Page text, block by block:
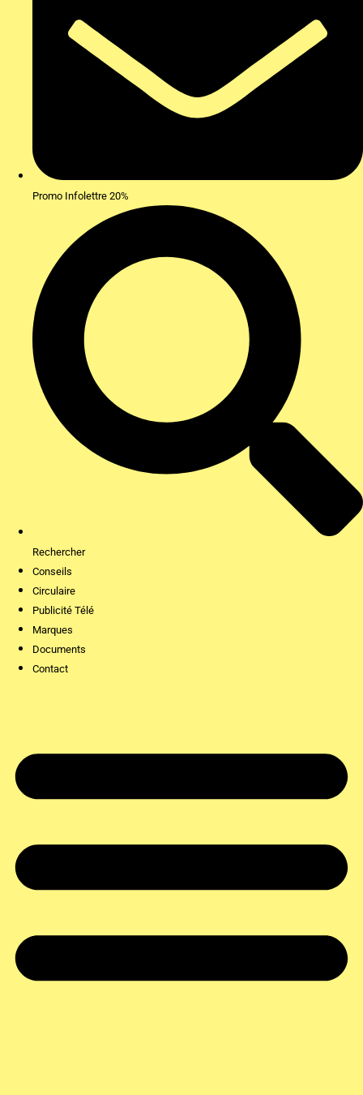
Promo Infolettre 20%
Rechercher
Conseils
Circulaire
Publicité Télé
Marques
Documents
Contact